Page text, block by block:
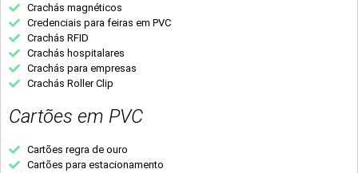
Crachás magnéticos
Credenciais para feiras em PVC
Crachás RFID
Crachás hospitalares
Crachás para empresas
Crachás Roller Clip
Cartões em PVC
Cartões regra de ouro
Cartões para estacionamento